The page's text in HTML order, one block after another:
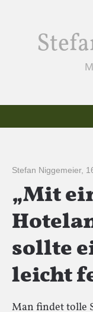
Stefan Niggemeier,
„Mit
sollte
leicht
Man findet tolle